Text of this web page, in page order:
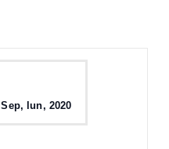
Sep, lun, 2020